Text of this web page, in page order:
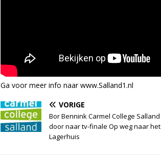
Ga voor meer info naar www.Salland1.nl
VORIGE
Bor Bennink Carmel College Salland
door naar tv-finale Op weg naar het
Lagerhuis